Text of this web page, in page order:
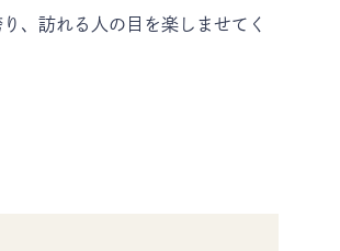
、訪れる人の目を楽しませてく